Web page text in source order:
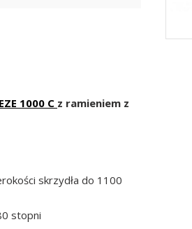
1000 C z ramieniem z
skrzydła do 1100
stopni